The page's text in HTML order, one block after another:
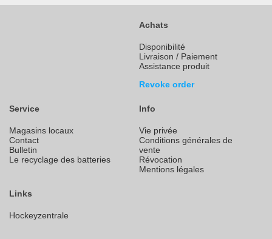
Achats
Disponibilité
Livraison / Paiement
Assistance produit
Revoke order
Service
Magasins locaux
Contact
Bulletin
Le recyclage des batteries
Info
Vie privée
Conditions générales de
vente
Révocation
Mentions légales
Links
Hockeyzentrale